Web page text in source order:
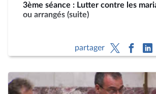
3ème séance : Lutter contre les
ou arrangés (suite)
partager